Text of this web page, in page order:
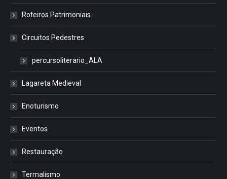
Roteiros Patrimoniais
Circuitos Pedestres
percursoliterario_ALA
Lagareta Medieval
Enoturismo
Eventos
Restauração
Termalismo